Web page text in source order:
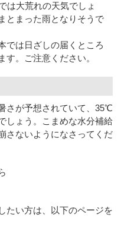
は大荒れの天気でしょ
とまった雨となりそうで
では日ざしの届くところ
す。ご注意ください。
さが予想されていて、35℃
しょう。こまめな水分補給
さないようになさってくだ
たい方は、以下のページを